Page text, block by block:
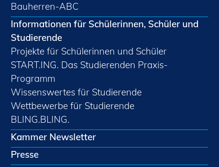
Bauherren-ABC
Informationen für Schülerinnen, Schüler und
Studierende
Projekte für Schülerinnen und Schüler
START.ING. Das Studierenden Praxis-
Programm
Wissenswertes für Studierende
Wettbewerbe für Studierende
BLING.BLING.
Kammer Newsletter
Presse